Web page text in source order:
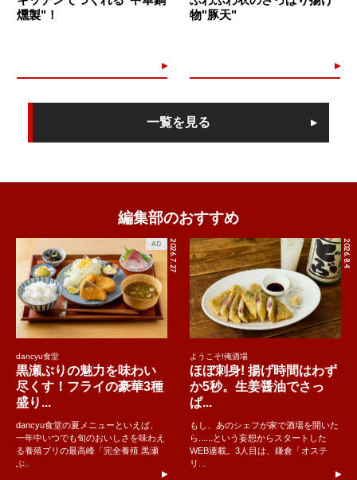
燻製"！
物"豚天"
一覧を見る
編集部のおすすめ
2026.7.27
AD
dancyu食堂
黒瀬ぶりの魅力を味わい
尽くす！フライの豪華3種
盛り...
dancyu食堂の夏メニューといえば、
一年中いつでも旬のおいしさを味わえ
る養殖ブリの最高峰「完全養殖 黒瀬
ぶ..
2026.8.4
ようこそ!俺酒場
ほぼ刺身! 揚げ時間はわず
か5秒。生姜醤油でさっ
ぱ...
もし、あのシェフが家で酒場を開いた
ら......という妄想からスタートした
WEB連載。3人目は、鎌倉「オステ
リ...